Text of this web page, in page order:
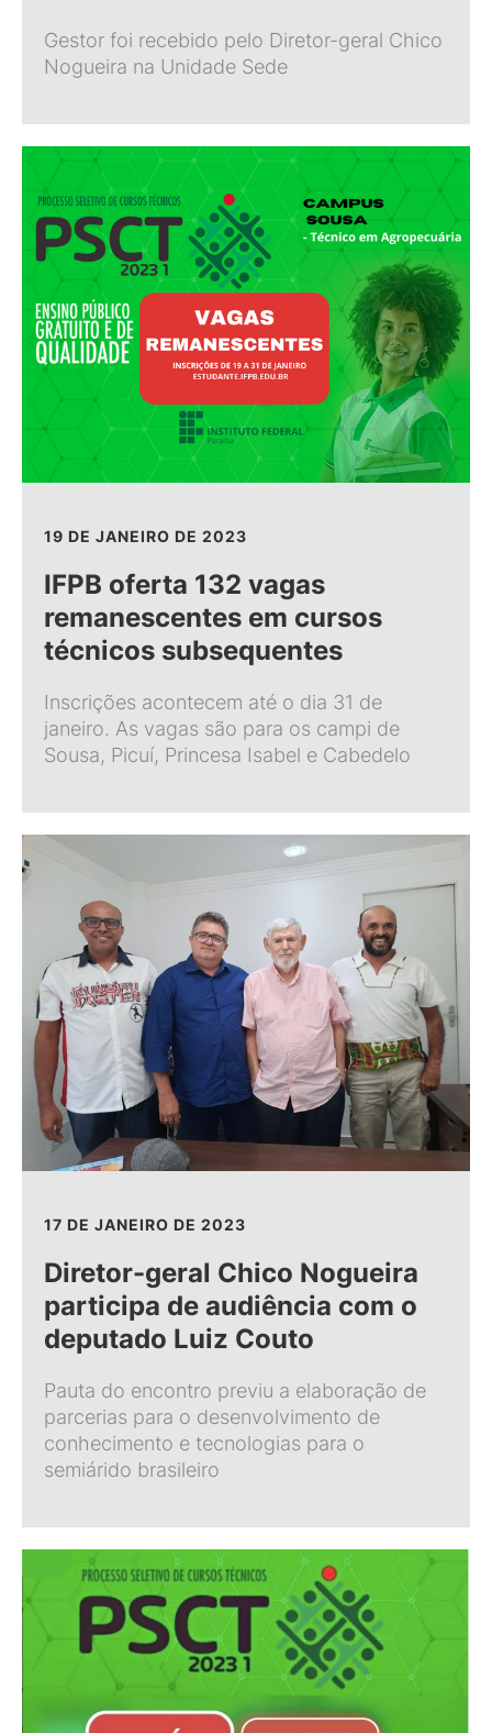
Gestor foi recebido pelo Diretor-geral Chico
Nogueira na Unidade Sede
19 DE JANEIRO DE 2023
IFPB oferta 132 vagas
remanescentes em cursos
técnicos subsequentes
Inscrições acontecem até o dia 31 de
janeiro. As vagas são para os campi de
Sousa, Picuí, Princesa Isabel e Cabedelo
17 DE JANEIRO DE 2023
Diretor-geral Chico Nogueira
participa de audiência com o
deputado Luiz Couto
Pauta do encontro previu a elaboração de
parcerias para o desenvolvimento de
conhecimento e tecnologias para o
semiárido brasileiro